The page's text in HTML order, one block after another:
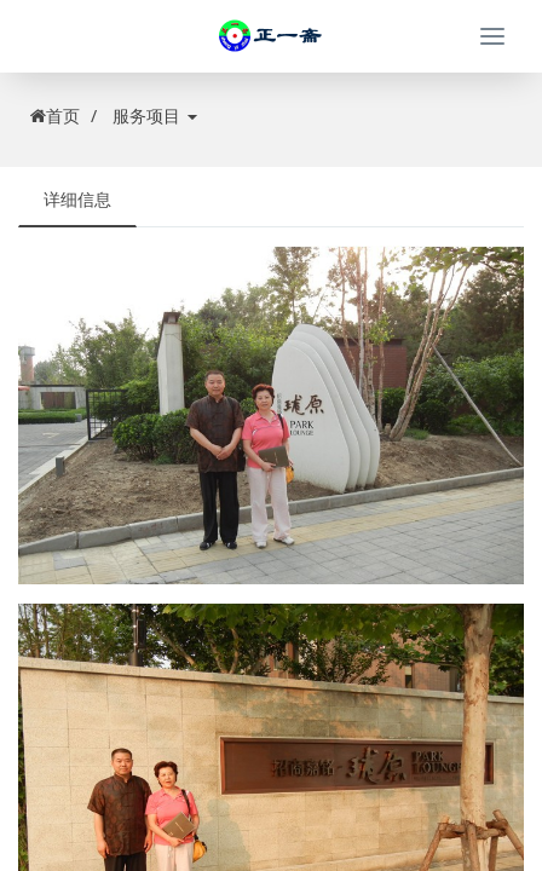
首页 服务项目
详细信息